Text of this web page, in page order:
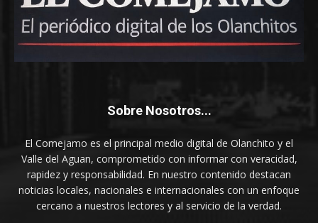
Sobre Nosotros...
El Comejamo es el principal medio digital de Olanchito y el
Valle del Aguan, comprometido con informar con veracidad,
rapidez y responsabilidad. En nuestro contenido destacan
noticias locales, nacionales e internacionales con un enfoque
cercano a nuestros lectores y al servicio de la verdad.